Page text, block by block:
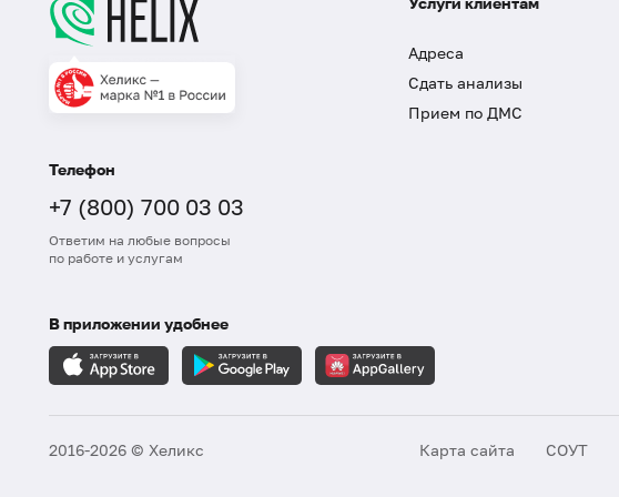
Телефон
+7 (800) 700 03 03
Ответим на любые вопросы
по работе и услугам
Адреса
Сдать анализы
Прием по ДМС
В приложении удобнее
2016-2026 © Хеликс Карта сайта СОУТ